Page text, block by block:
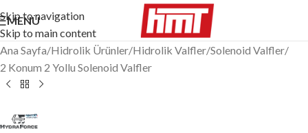
Skip to navigation
Skip to main content
MENÜ
Ana Sayfa/Hidrolik Ürünler/Hidrolik Valfler/Solenoid Valfler/
2 Konum 2 Yollu Solenoid Valfler